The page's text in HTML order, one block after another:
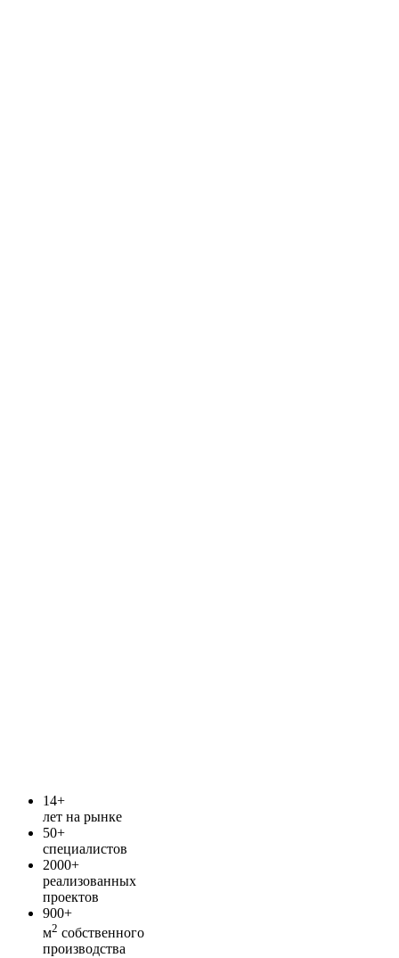
14+
лет на рынке
50+
специалистов
2000+
реализованных
проектов
900+
м2 собственного
производства